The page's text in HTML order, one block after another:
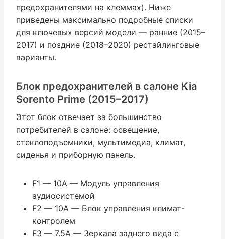
предохранителями на клеммах). Ниже
приведены максимально подробные списки
для ключевых версий модели — ранние (2015–
2017) и поздние (2018–2020) рестайлинговые
варианты.
Блок предохранителей в салоне Kia
Sorento Prime (2015–2017)
Этот блок отвечает за большинство
потребителей в салоне: освещение,
стеклоподъемники, мультимедиа, климат,
сиденья и приборную панель.
F1 — 10A — Модуль управления
аудиосистемой
F2 — 10A — Блок управления климат-
контролем
F3 — 7.5A — Зеркала заднего вида с